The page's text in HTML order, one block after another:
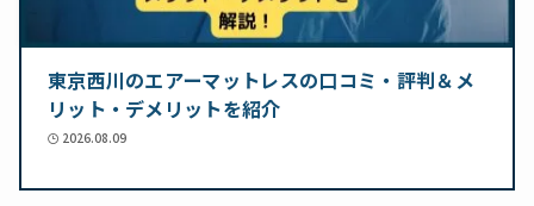
東京西川のエアーマットレスの口コミ・評判＆メ
リット・デメリットを紹介
2026.08.09